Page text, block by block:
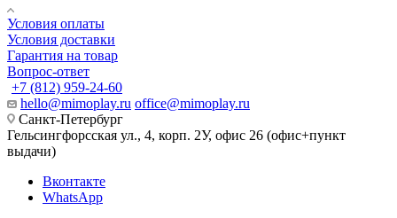
Условия оплаты
Условия доставки
Гарантия на товар
Вопрос-ответ
+7 (812) 959-24-60
hello@mimoplay.ru office@mimoplay.ru
Санкт-Петербург
Гельсингфорсская ул., 4, корп. 2У, офис 26 (офис+пункт
выдачи)
Вконтакте
WhatsApp